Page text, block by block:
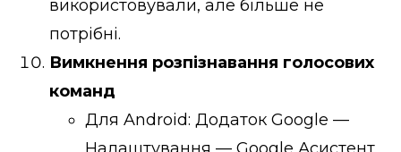
використовували, але більше не
потрібні.
Вимкнення розпізнавання голосових
команд
Для Android: Додаток Google —